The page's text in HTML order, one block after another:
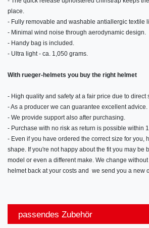
place.
- Fully removable and washable antiallergic textile
- Minimal wind noise through aerodynamic design.
- Handy bag is included.
- Ultra light - ca. 1,050 grams.
With rueger-helmets you buy the right helmet
- High quality and safety at a fair price due to direct
- As a producer we can guarantee excellent advice.
- We provide support also after purchasing.
- Purchase with no risk as return is possible within
- Even if you have ordered the correct size for you,
shape. If you're not happy about the fit you may be
model or even a different make. We change
helmet back at your costs and we send you a new
passendes Zubehör